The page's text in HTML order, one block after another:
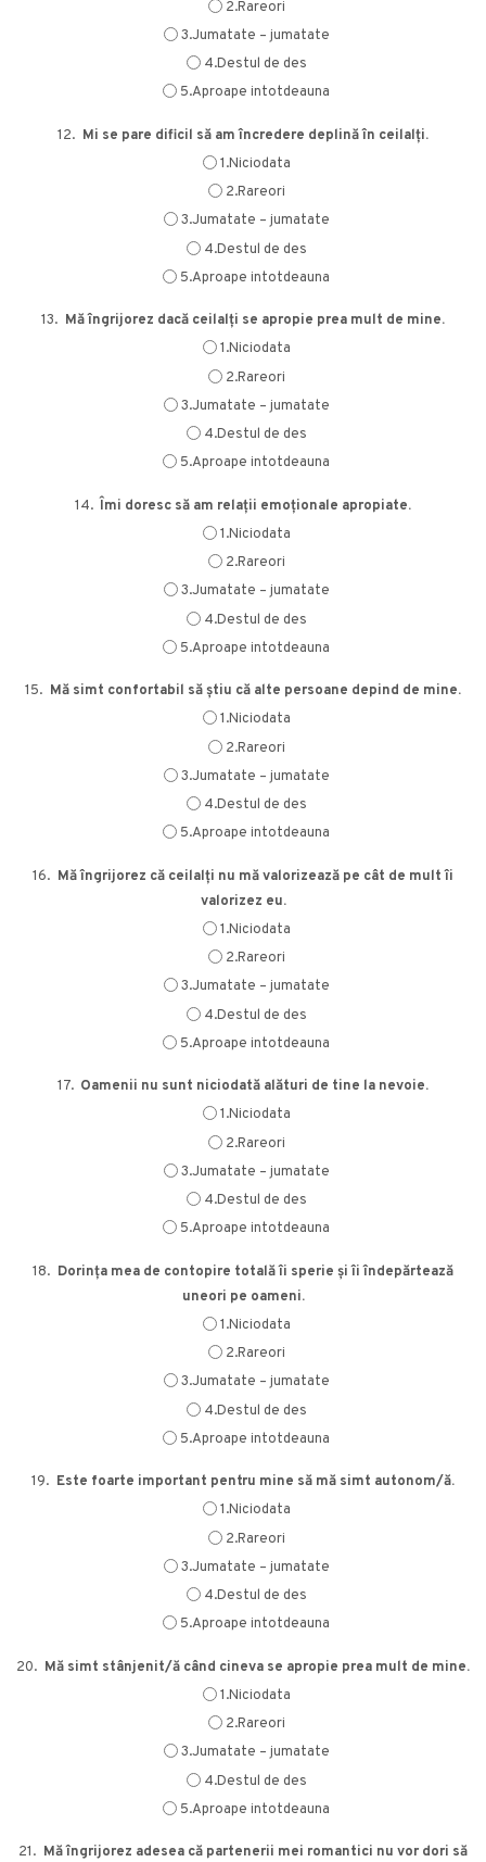
2.Rareori
3.Jumatate – jumatate
4.Destul de des
5.Aproape intotdeauna
12. Mi se pare dificil să am încredere deplină în ceilalți.
1.Niciodata
2.Rareori
3.Jumatate – jumatate
4.Destul de des
5.Aproape intotdeauna
13. Mă îngrijorez dacă ceilalți se apropie prea mult de mine.
1.Niciodata
2.Rareori
3.Jumatate – jumatate
4.Destul de des
5.Aproape intotdeauna
14. Îmi doresc să am relații emoționale apropiate.
1.Niciodata
2.Rareori
3.Jumatate – jumatate
4.Destul de des
5.Aproape intotdeauna
15. Mă simt confortabil să știu că alte persoane depind de mine.
1.Niciodata
2.Rareori
3.Jumatate – jumatate
4.Destul de des
5.Aproape intotdeauna
16. Mă îngrijorez că ceilalți nu mă valorizează pe cât de mult îi
valorizez eu.
1.Niciodata
2.Rareori
3.Jumatate – jumatate
4.Destul de des
5.Aproape intotdeauna
17. Oamenii nu sunt niciodată alături de tine la nevoie.
1.Niciodata
2.Rareori
3.Jumatate – jumatate
4.Destul de des
5.Aproape intotdeauna
18. Dorința mea de contopire totală îi sperie și îi îndepărtează
uneori pe oameni.
1.Niciodata
2.Rareori
3.Jumatate – jumatate
4.Destul de des
5.Aproape intotdeauna
19. Este foarte important pentru mine să mă simt autonom/ă.
1.Niciodata
2.Rareori
3.Jumatate – jumatate
4.Destul de des
5.Aproape intotdeauna
20. Mă simt stânjenit/ă când cineva se apropie prea mult de mine.
1.Niciodata
2.Rareori
3.Jumatate – jumatate
4.Destul de des
5.Aproape intotdeauna
21. Mă îngrijorez adesea că partenerii mei romantici nu vor dori să